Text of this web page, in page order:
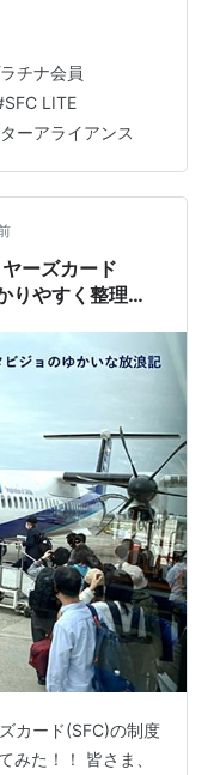
この頃です(*^-^*)
ーズカード
とのニュースが飛
フライヤーズ
サービス」または
チナ会員
SFC LITE
ーアライアンス
ーズカード
りやすく整理し
カード(SFC)の制度
みた！！ 皆さま、